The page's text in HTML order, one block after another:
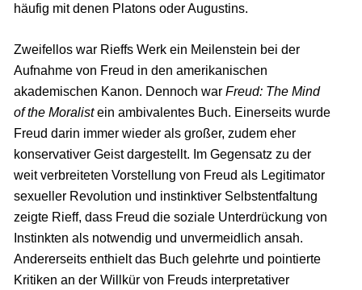
häufig mit denen Platons oder Augustins.
Zweifellos war Rieffs Werk ein Meilenstein bei der
Aufnahme von Freud in den amerikanischen
akademischen Kanon. Dennoch war Freud: The Mind
of the Moralistein ambivalentes Buch. Einerseits wurde
Freud darin immer wieder als großer, zudem eher
konservativer Geist dargestellt. Im Gegensatz zu der
weit verbreiteten Vorstellung von Freud als Legitimator
sexueller Revolution und instinktiver Selbstentfaltung
zeigte Rieff, dass Freud die soziale Unterdrückung von
Instinkten als notwendig und unvermeidlich ansah.
Andererseits enthielt das Buch gelehrte und pointierte
Kritiken an der Willkür von Freuds interpretativer